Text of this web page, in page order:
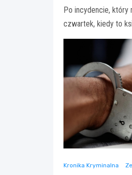
Po incydencie,
czwartek, kiedy to
Kronika Kryminalna